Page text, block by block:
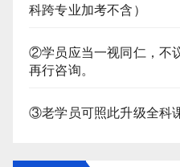
科跨专业加考不含）
②学员应当一视同仁，不
再行咨询。
③老学员可照此升级全科